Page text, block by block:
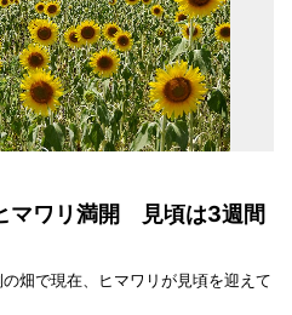
マワリ満開 見頃は3週間
畑で現在、ヒマワリが見頃を迎えて